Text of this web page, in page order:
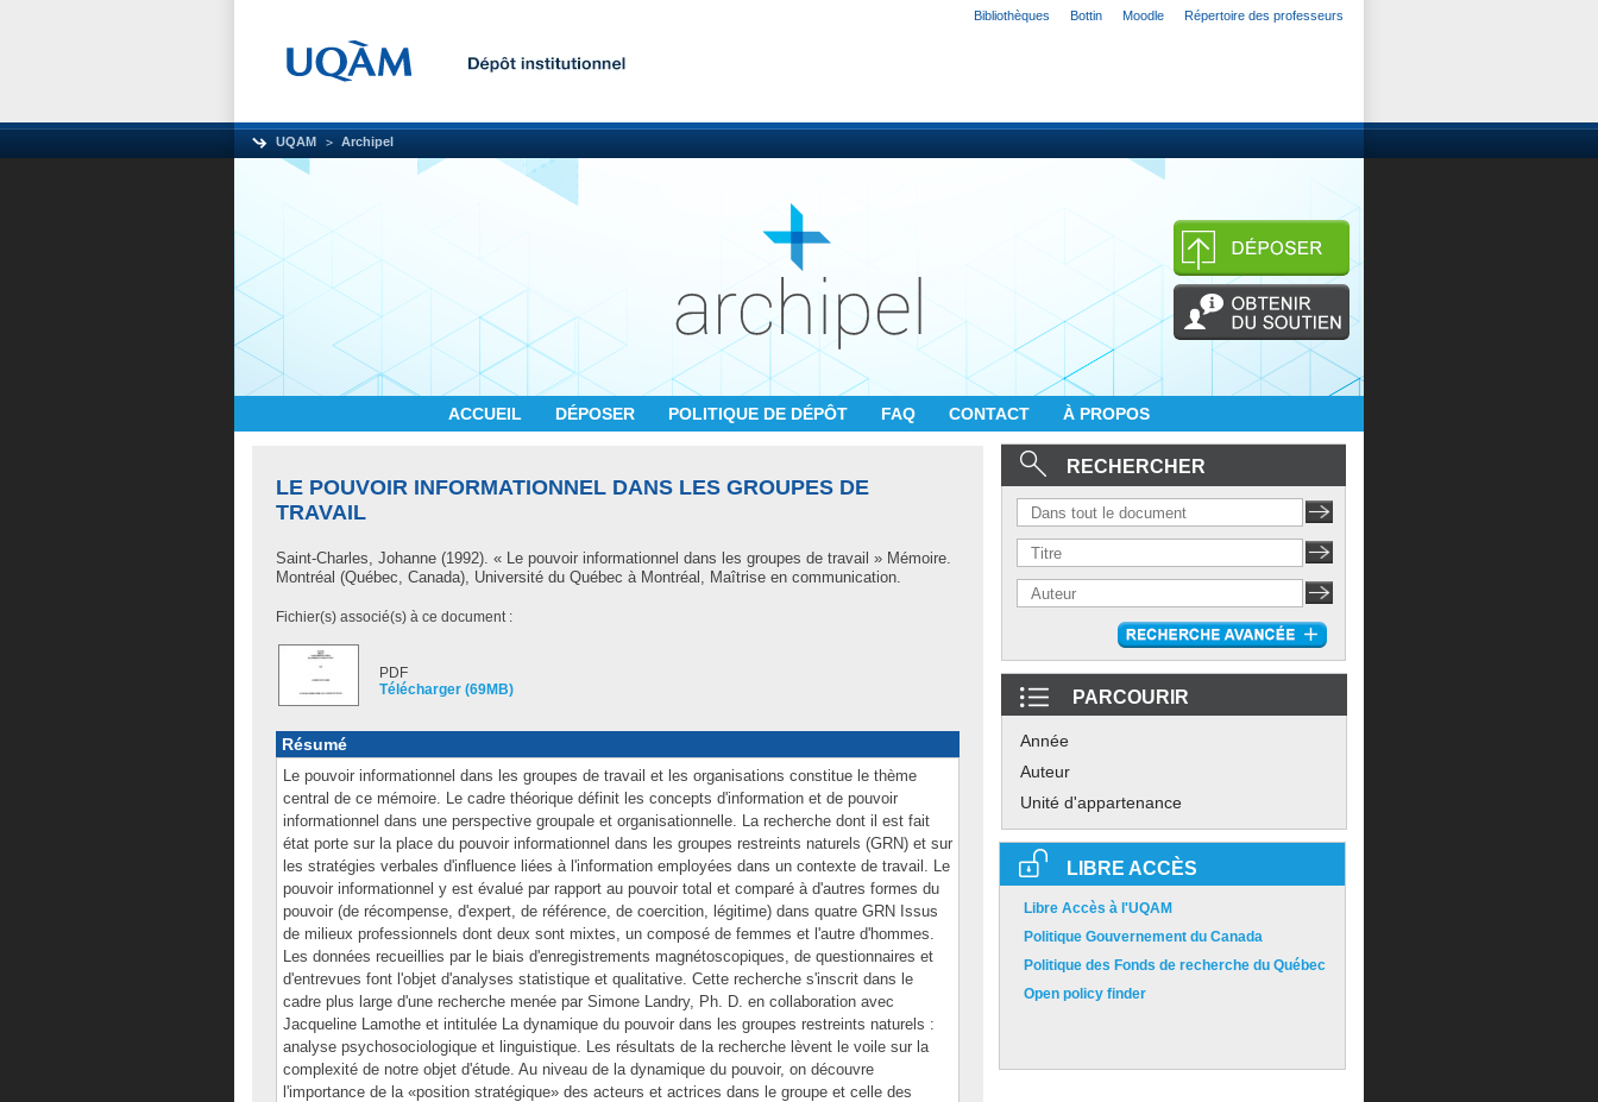
Bibliothèques Bottin Moodle Répertoire des professeurs
UQAM Archipel
ACCUEIL DÉPOSER POLITIQUE DE DÉPÔT FAQ CONTACT À PROPOS
LE POUVOIR INFORMATIONNEL DANS LES GROUPES DE
TRAVAIL
Saint-Charles, Johanne (1992). « Le pouvoir informationnel dans les groupes de travail » Mémoire.
Montréal (Québec, Canada), Université du Québec à Montréal, Maîtrise en communication.
Fichier(s) associé(s) à ce document :
PDF
Télécharger (69MB)
Résumé
Le pouvoir informationnel dans les groupes de travail et les organisations constitue le thème
central de ce mémoire. Le cadre théorique définit les concepts d'information et de pouvoir
informationnel dans une perspective groupale et organisationnelle. La recherche dont il est fait
état porte sur la place du pouvoir informationnel dans les groupes restreints naturels (GRN) et sur
les stratégies verbales d'influence liées à l'information employées dans un contexte de travail. Le
pouvoir informationnel y est évalué par rapport au pouvoir total et comparé à d'autres formes du
pouvoir (de récompense, d'expert, de référence, de coercition, légitime) dans quatre GRN Issus
de milieux professionnels dont deux sont mixtes, un composé de femmes et l'autre d'hommes.
Les données recueillies par le biais d'enregistrements magnétoscopiques, de questionnaires et
d'entrevues font l'objet d'analyses statistique et qualitative. Cette recherche s'inscrit dans le
cadre plus large d'une recherche menée par Simone Landry, Ph. D. en collaboration avec
Jacqueline Lamothe et intitulée La dynamique du pouvoir dans les groupes restreints naturels :
analyse psychosociologique et linguistique. Les résultats de la recherche lèvent le voile sur la
complexité de notre objet d'étude. Au niveau de la dynamique du pouvoir, on découvre
l'importance de la «position stratégique» des acteurs et actrices dans le groupe et celle des
RECHERCHER
PARCOURIR
Année
Auteur
Unité d'appartenance
LIBRE ACCÈS
Libre Accès à l'UQAM
Politique Gouvernement du Canada
Politique des Fonds de recherche du Québec
Open policy finder